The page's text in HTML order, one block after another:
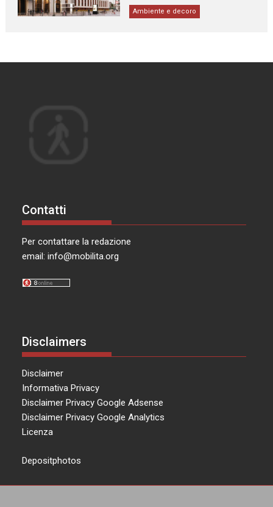
Ambiente e decoro
Contatti
Per contattare la redazione
email:info@mobilita.org
Disclaimers
Disclaimer
Informativa Privacy
Disclaimer Privacy Google Adsense
Disclaimer Privacy Google Analytics
Licenza
Depositphotos